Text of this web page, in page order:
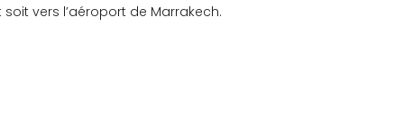
vers l’aéroport de Marrakech.